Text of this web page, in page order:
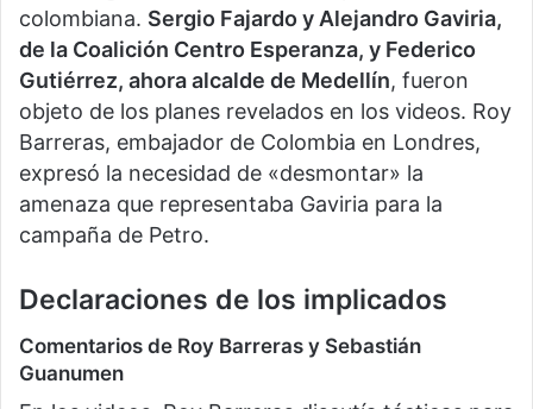
colombiana. Sergio Fajardo y Alejandro Gaviria,
de la Coalición Centro Esperanza, y Federico
Gutiérrez, ahora alcalde de Medellín, fueron
objeto de los planes revelados en los videos. Roy
Barreras, embajador de Colombia en Londres,
expresó la necesidad de «desmontar» la
amenaza que representaba Gaviria para la
campaña de Petro.
Declaraciones de los implicados
Comentarios de Roy Barreras y Sebastián
Guanumen